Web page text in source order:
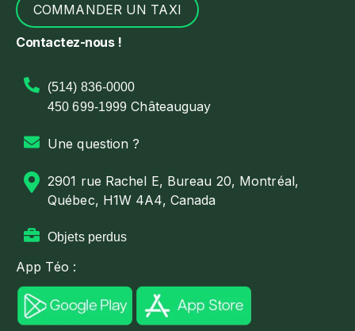
COMMANDER UN TAXI
Contactez-nous !
(514) 836-0000
450 699-1999 Châteauguay
Une question ?
2901 rue Rachel E, Bureau 20, Montréal,
Québec, H1W 4A4, Canada
Objets perdus
App Téo :